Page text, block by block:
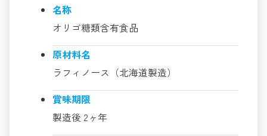
名称
オリゴ糖類含有食品
原材料名
ラフィノース（北海道製造）
賞味期限
製造後 2ヶ年